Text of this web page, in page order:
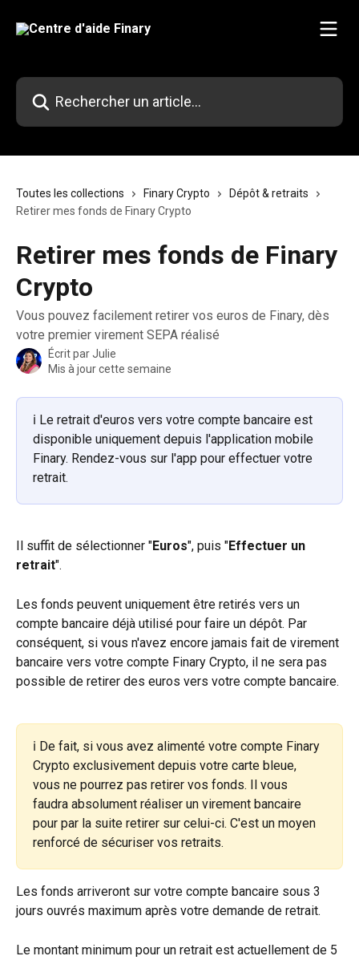
Rechercher un article...
Toutes les collections Finary Crypto
Dépôt & retraits
Retirer mes fonds de Finary Crypto
Retirer mes fonds de Finary
Crypto
Vous pouvez facilement retirer vos euros de Finary, dès
votre premier virement SEPA réalisé
Écrit parJulie
Mis à jour cette semaine
ℹ️ Le retrait d'euros vers votre compte bancaire est
disponible uniquement depuis l'application mobile
Finary. Rendez-vous sur l'app pour effectuer votre
retrait.
Il suffit de sélectionner "Euros", puis "Effectuer un
retrait".
Les fonds peuvent uniquement être retirés vers un
compte bancaire déjà utilisé pour faire un dépôt. Par
conséquent, si vous n'avez encore jamais fait de virement
bancaire vers votre compte Finary Crypto, il ne sera pas
possible de retirer des euros vers votre compte bancaire.
ℹ️ De fait, si vous avez alimenté votre compte Finary
Crypto exclusivement depuis votre carte bleue,
vous ne pourrez pas retirer vos fonds. Il vous
faudra absolument réaliser un virement bancaire
pour par la suite retirer sur celui-ci. C'est un moyen
renforcé de sécuriser vos retraits.
Les fonds arriveront sur votre compte bancaire sous 3
jours ouvrés maximum après votre demande de retrait.
Le montant minimum pour un retrait est actuellement de 5